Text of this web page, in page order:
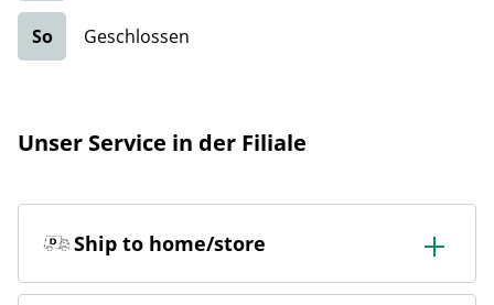
So Geschlossen
Unser Service in der Filiale
Ship to home/store
In der Filiale bestellen & in die Filiale oder nach Hause